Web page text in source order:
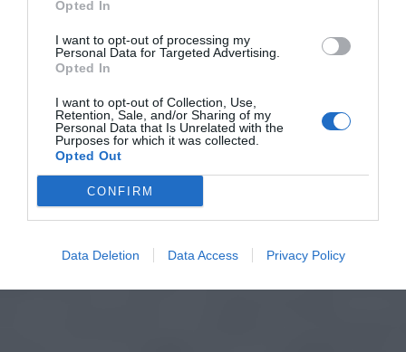
Opted In
I want to opt-out of processing my
Personal Data for Targeted Advertising.
Opted In
I want to opt-out of Collection, Use,
Retention, Sale, and/or Sharing of my
Personal Data that Is Unrelated with the
Purposes for which it was collected.
Opted Out
CONFIRM
Data Deletion Data Access Privacy Policy